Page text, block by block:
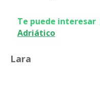
Te puede interesar
Adriático
Lara